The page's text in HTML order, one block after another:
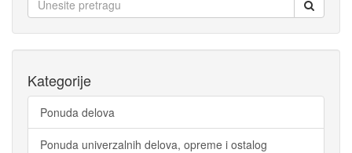
Kategorije
Ponuda delova
Ponuda univerzalnih delova, opreme i ostalog